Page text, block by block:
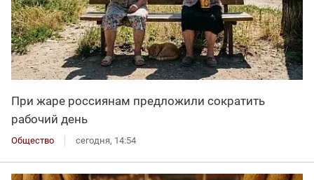
При жаре россиянам предложили сократить
рабочий день
Общество сегодня, 14:54